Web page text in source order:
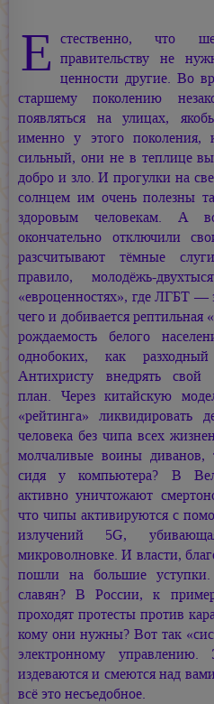
Е стественно, что
правительству не
ценности другие. Во
старшему поколению
появляться на улицах,
именно у этого поколения,
сильный, они не в теплице
добро и зло. И прогулки на
солнцем им очень полезны
здоровым человекам. А
окончательно отключили
разсчитывают тёмные
правило, молодёжь-
«евроценностях», где ЛГБТ —
чего и добивается рептильная
рождаемость белого
однобоких, как
Антихристу внедрять свой
план. Через китайскую
«рейтинга» ликвидировать
человека без чипа всех
молчаливые воины диванов,
сидя у компьютера? В
активно уничтожают
что чипы активируются с
излучений 5G,
микроволновке. И власти,
пошли на большие
славян? В России, к
проходят протесты против
кому они нужны? Вот так
электронному
издеваются и смеются над
всё это несъедобное.